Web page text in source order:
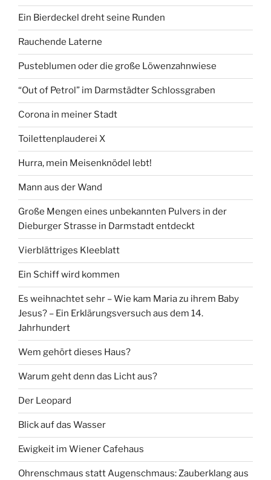
Ein Bierdeckel dreht seine Runden
Rauchende Laterne
Pusteblumen oder die große Löwenzahnwiese
“Out of Petrol” im Darmstädter Schlossgraben
Corona in meiner Stadt
Toilettenplauderei X
Hurra, mein Meisenknödel lebt!
Mann aus der Wand
Große Mengen eines unbekannten Pulvers in der
Dieburger Strasse in Darmstadt entdeckt
Vierblättriges Kleeblatt
Ein Schiff wird kommen
Es weihnachtet sehr – Wie kam Maria zu ihrem Baby
Jesus? – Ein Erklärungsversuch aus dem 14.
Jahrhundert
Wem gehört dieses Haus?
Warum geht denn das Licht aus?
Der Leopard
Blick auf das Wasser
Ewigkeit im Wiener Cafehaus
Ohrenschmaus statt Augenschmaus: Zauberklang aus